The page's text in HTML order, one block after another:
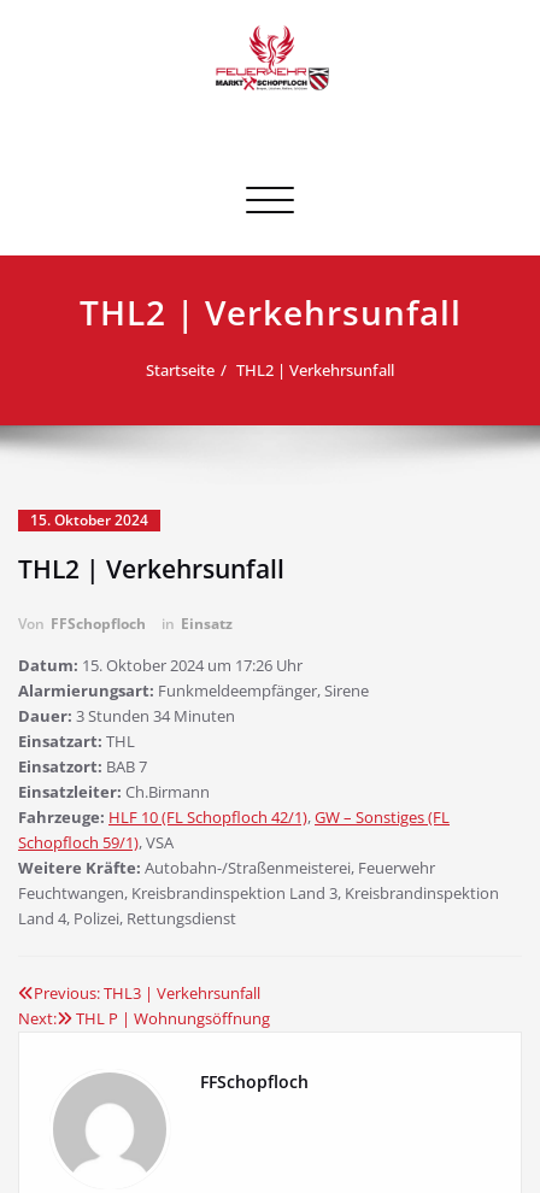
Schalte Navigation
THL2 | Verkehrsunfall
Startseite THL2 | Verkehrsunfall
15. Oktober 2024
THL2 | Verkehrsunfall
Von FFSchopfloch in Einsatz
Datum: 15. Oktober 2024 um 17:26 Uhr
Alarmierungsart: Funkmeldeempfänger, Sirene
Dauer: 3 Stunden 34 Minuten
Einsatzart: THL
Einsatzort: BAB 7
Einsatzleiter: Ch.Birmann
Fahrzeuge: HLF 10 (FL Schopfloch 42/1),GW – Sonstiges (FL
Schopfloch 59/1), VSA
Weitere Kräfte: Autobahn-/Straßenmeisterei, Feuerwehr
Feuchtwangen, Kreisbrandinspektion Land 3, Kreisbrandinspektion
Land 4, Polizei, Rettungsdienst
Beitragsnavigation
Previous:THL3 | Verkehrsunfall
Next:
THL P | Wohnungsöffnung
FFSchopfloch